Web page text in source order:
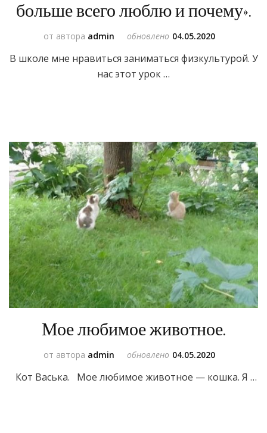
больше всего люблю и почему».
от автора admin обновлено 04.05.2020
В школе мне нравиться заниматься физкультурой. У
нас этот урок …
Мое любимое животное.
от автора admin обновлено 04.05.2020
Кот Васька. Мое любимое животное — кошка. Я …